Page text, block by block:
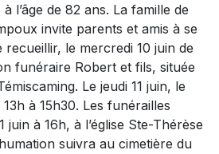
l’âge de 82 ans. La famille de
invite parents et amis à se
le mercredi 10 juin de
funéraire Robert et fils, située
Le jeudi 11 juin, le
à 15h30. Les funérailles
juin à 16h, à l’église Ste-Thérèse
suivra au cimetière du